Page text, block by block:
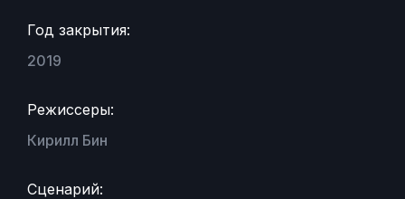
Год закрытия:
2019
Режиссеры:
Кирилл Бин
Сценарий: